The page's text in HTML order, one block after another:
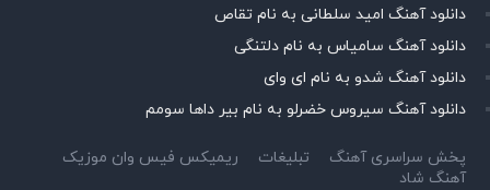
دانلود آهنگ امید سلطانی به نام تقاص
دانلود آهنگ سامیاس به نام دلتنگی
دانلود آهنگ شدو به نام ای وای
دانلود آهنگ سیروس خضرلو به نام بیر داها سومم
پخش سراسری آهنگ تبلیغات
ریمیکس فیس وان موزیک
آهنگ شاد